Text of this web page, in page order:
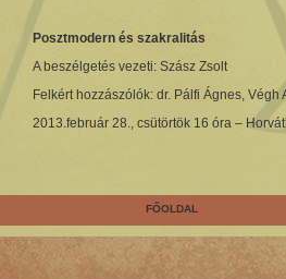
Posztmodern és szakralitás
A beszélgetés vezeti: Szász Zsolt
Felkért hozzászólók: dr. Pálfi Ágnes, Végh
2013.február 28., csütörtök 16 óra –
FŐOLDAL